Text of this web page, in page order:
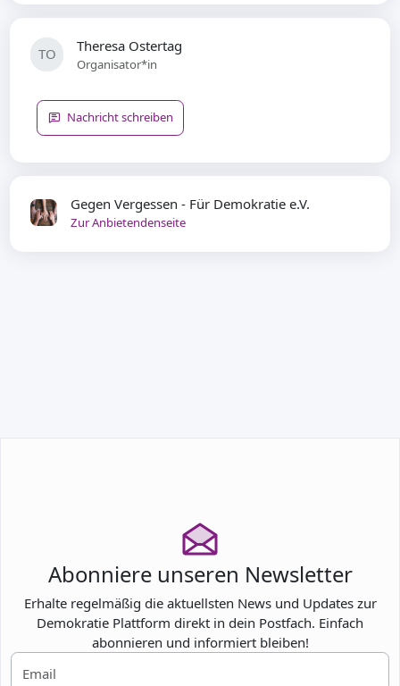
Gegen Vergessen - Für Demokratie e.V.
Zur Anbietendenseite
TO Theresa Ostertag
Organisator*in
Nachricht schreiben
Abonniere unseren Newsletter
Erhalte regelmäßig die aktuellsten News und Updates zur
Demokratie Plattform direkt in dein Postfach. Einfach
abonnieren und informiert bleiben!